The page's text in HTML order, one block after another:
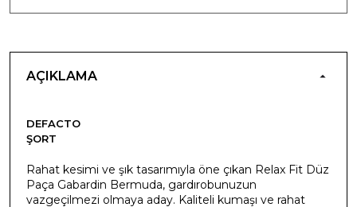
AÇIKLAMA
DEFACTO
ŞORT
Rahat kesimi ve şık tasarımıyla öne çıkan Relax Fit Düz
Paça Gabardin Bermuda, gardırobunuzun
vazgeçilmezi olmaya aday. Kaliteli kumaşı ve rahat